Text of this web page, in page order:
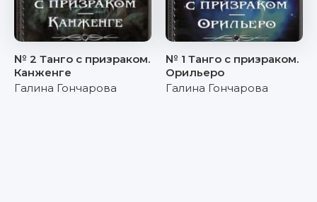
№ 2 Танго с призраком.
Канженге
Галина Гончарова
№ 1 Танго с призраком.
Орильеро
Галина Гончарова